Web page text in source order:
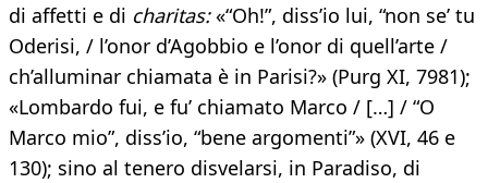
di affetti e di charitas:«“Oh!”, diss’io lui, “non se’ tu
Oderisi, / l’onor d’Agobbio e l’onor di quell’arte /
ch’alluminar chiamata è in Parisi?» (Purg XI, 7981);
«Lombardo fui, e fu’ chiamato Marco / […] / “O
Marco mio”, diss’io, “bene argomenti”» (XVI, 46 e
130); sino al tenero disvelarsi, in Paradiso, di